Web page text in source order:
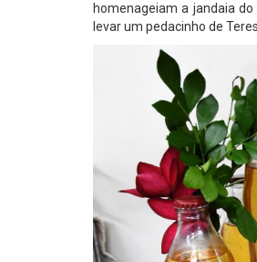
homenageiam a jandaia
levar um pedacinho de